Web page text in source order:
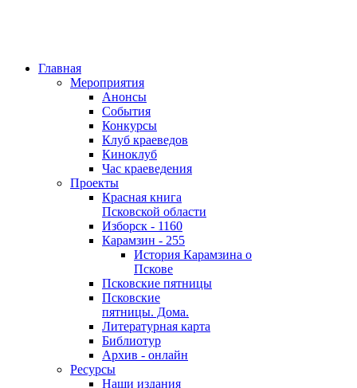
Главная
Мероприятия
Анонсы
События
Конкурсы
Клуб краеведов
Киноклуб
Час краеведения
Проекты
Красная книга
Псковской области
Изборск - 1160
Карамзин - 255
История Карамзина о
Пскове
Псковские пятницы
Псковские
пятницы. Дома.
Литературная карта
Библиотур
Архив - онлайн
Ресурсы
Наши издания